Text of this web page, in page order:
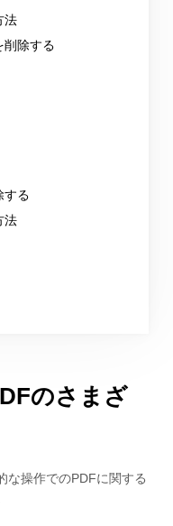
法
削除する
する
法
のさまざ
な操作でのPDFに関する